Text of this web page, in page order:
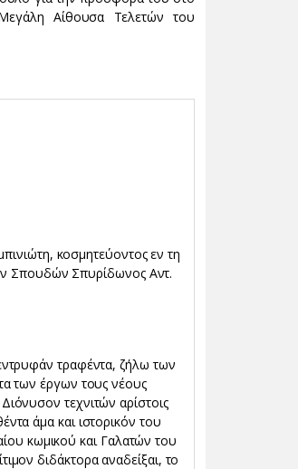
Αίθουσα Τελετών του
κοσμητεύοντος εν τη
Σπουδών Σπυρίδωνος Αντ.
τραφέντα, ζήλω των
των έργων τους νέους
τεχνιτών αρίστοις
άμα και ιστορικόν του
κωμικού και Γαλατών του
διδάκτορα αναδείξαι, το